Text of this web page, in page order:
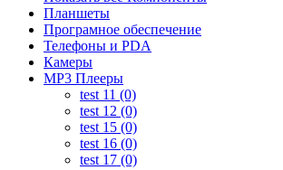
Планшеты
Програмное обеспечение
Телефоны и PDA
Камеры
MP3 Плееры
test 11 (0)
test 12 (0)
test 15 (0)
test 16 (0)
test 17 (0)